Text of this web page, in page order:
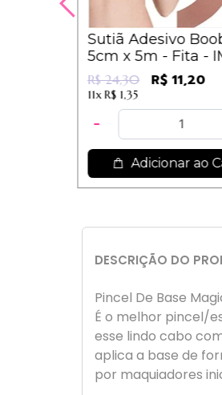
Sutiã Adesivo
5cm x 5m - Fita -
R$ 24,30 R$ 11,20
11xR$ 1,35
Adicionar ao
DESCRIÇÃO DO
Pincel De Base
É o melhor pincel/
esse lindo cabo
aplica a base de
por maquiadores